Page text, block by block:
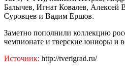
Балычев, Игнат Ковалев, Алексей
Суровцев и Вадим Ершов.
Заметно пополнили коллекцию
чемпионате и тверские юниоры и
Источник: http://tverigrad.ru/